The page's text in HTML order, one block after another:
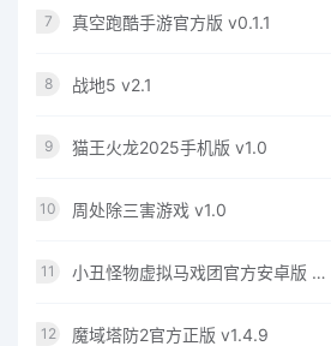
7 真空跑酷手游官方版 v0.1.1
8 战地5 v2.1
9 猫王火龙2025手机版 v1.0
10 周处除三害游戏 v1.0
11 小丑怪物虚拟马戏团官方安卓版 v1.2.3
12 魔域塔防2官方正版 v1.4.9